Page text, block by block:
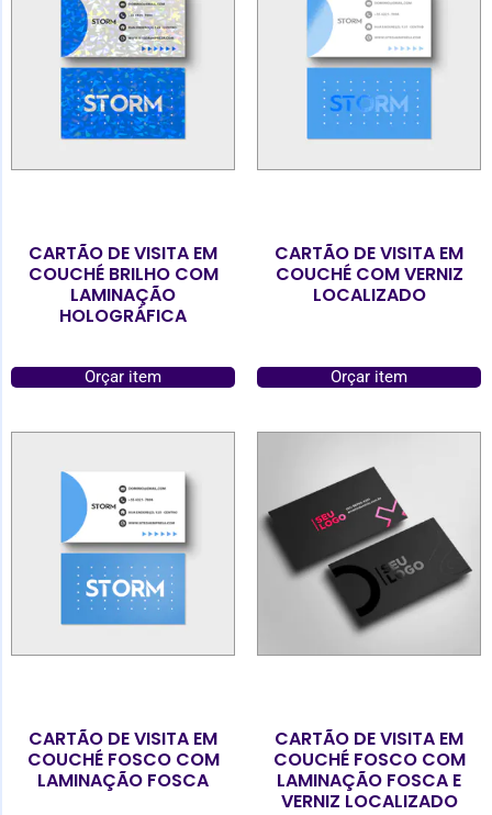
CARTÃO DE VISITA EM
COUCHÉ BRILHO COM
LAMINAÇÃO
HOLOGRÁFICA
Orçar item
CARTÃO DE VISITA EM
COUCHÉ COM VERNIZ
LOCALIZADO
Orçar item
CARTÃO DE VISITA EM
COUCHÉ FOSCO COM
LAMINAÇÃO FOSCA
CARTÃO DE VISITA EM
COUCHÉ FOSCO COM
LAMINAÇÃO FOSCA E
VERNIZ LOCALIZADO